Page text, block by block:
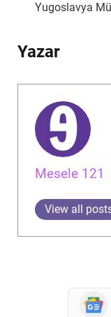
Yugoslavya
Yazar
Mesele 121
View all